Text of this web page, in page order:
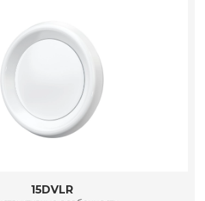
15DVLR